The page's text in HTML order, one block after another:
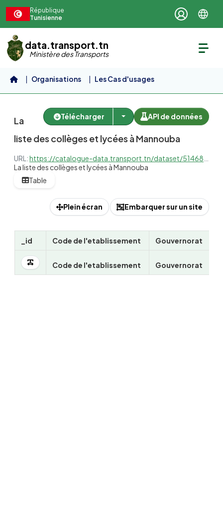
République
Tunisienne
data.transport.tn
Ministère des Transports
Organisations
Les Cas d'usages
Télécharger API de données
La
liste des collèges et lycées à Mannouba
URL:https://catalogue-data.transport.tn/dataset/51468203-d38a-49e2-99b7-49d4bbb7c4e0/resource/a0f41c3d-acc3-4e67-bd61-e742c0241e4c/download/51468203-d38a-49e2-99b7-49d4bbb7c4e0_229fe139-7fbc-43dc-bd80-291e01379545.xlsx
La liste des collèges et lycées à Mannouba
Table
Plein écran Embarquer sur un site